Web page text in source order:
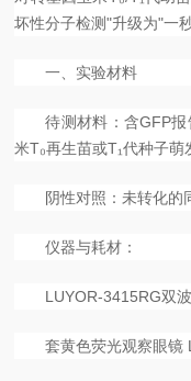
坏性分子检测"升级为"一
一、实验材料
待测材料：含GFP报
米T₀再生苗或T₁代种子
阴性对照：未转化的
仪器与耗材：
LUYOR-3415RG双
套黄色荧光观察眼镜